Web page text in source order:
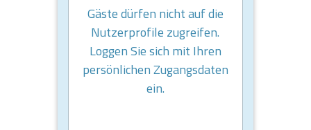
Gäste dürfen nicht auf die
Nutzerprofile zugreifen.
Loggen Sie sich mit Ihren
persönlichen Zugangsdaten
ein.